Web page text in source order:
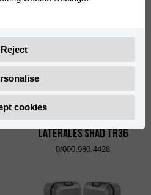
Fijación Maletas
Laterales Shad TR36
0/000.980.4428
Reject
cookies